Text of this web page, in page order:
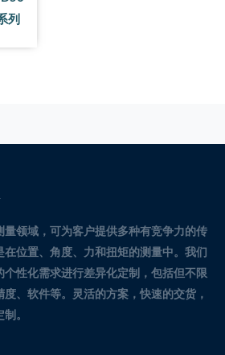
列
领域，可为客户提供多种有竞争力的传
在位置、角度、力和扭矩的测量中。 我们
个性化需求进行差异化定制，包括但不限
、软件等。灵活的方案，快速的交货，
。